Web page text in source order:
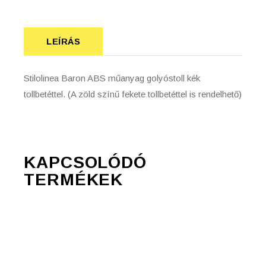
LEÍRÁS
Stilolinea Baron ABS műanyag golyóstoll kék
tollbetéttel. (A zöld színű fekete tollbetéttel is rendelhető)
KAPCSOLÓDÓ
TERMÉKEK